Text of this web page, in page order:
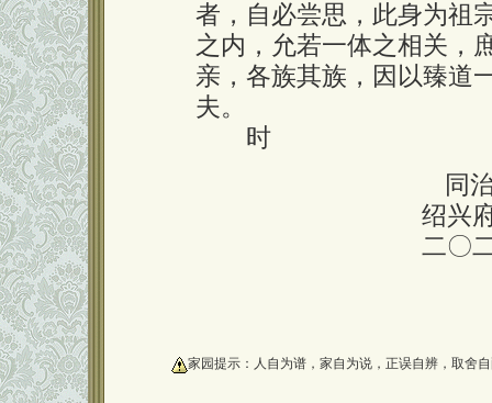
者，自必尝思，此身为祖
之内，允若一体之相关，
亲，各族其族，因以臻道
夫。
时
同
绍兴
二〇
家园提示：人自为谱，家自为说，正误自辨，取舍